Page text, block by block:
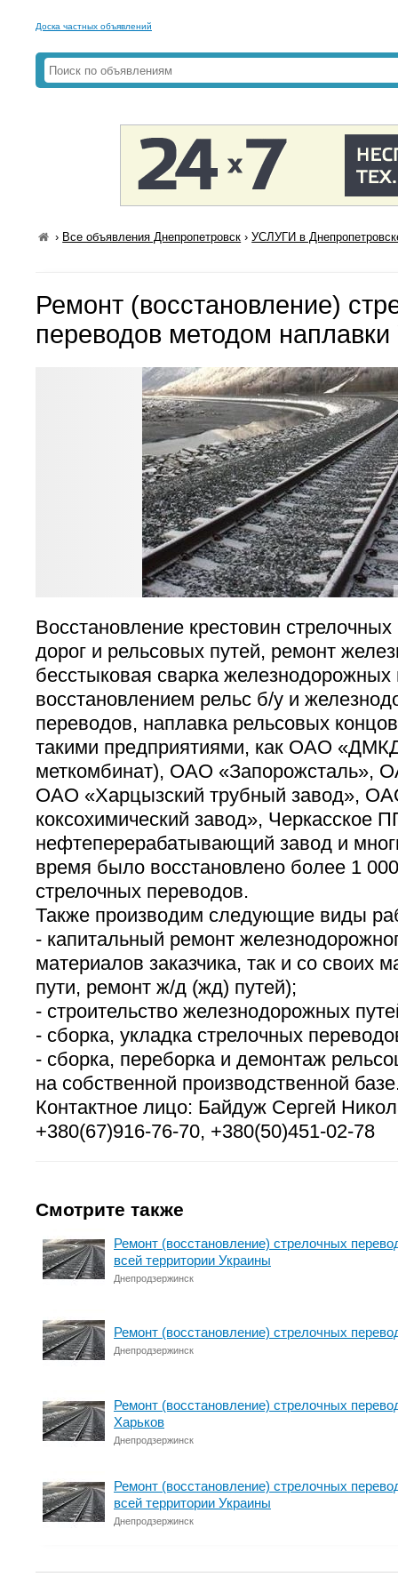
Доска частных объявлений
› Все объявления Днепропетровск ›УСЛУГИ в
Ремонт (восстановление)
переводов методом наплавки
Восстановление крестовин
дорог и рельсовых путей, ремонт
бесстыковая сварка железнодорожных
восстановлением рельс б/у и
переводов, наплавка рельсовых
такими предприятиями, как ОАО
меткомбинат), ОАО «Запорожсталь»,
ОАО «Харцызский трубный завод»,
коксохимический завод», Черкасское
нефтеперерабатывающий завод и
время было восстановлено более 1
стрелочных переводов.
Также производим следующие виды
- капитальный ремонт
материалов заказчика, так и со своих
пути, ремонт ж/д (жд) путей);
- строительство железнодорожных
- сборка, укладка стрелочных
- сборка, переборка и демонтаж
на собственной производственной
Контактное лицо: Байдуж Сергей
+380(67)916-76-70, +380(50)451-02-78
Смотрите также
Ремонт (восстановление) стрелочных
всей территории Украины
Днепродзержинск
Ремонт (восстановление) стрелочных
Днепродзержинск
Ремонт (восстановление) стрелочных
Харьков
Днепродзержинск
Ремонт (восстановление) стрелочных
всей территории Украины
Днепродзержинск